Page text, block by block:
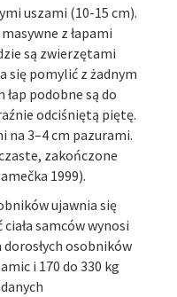
uszami (10-15 cm).
z łapami
są zwierzętami
się pomylić z żadnym
podobne są do
odciśniętą piętę.
na 3–4 cm pazurami.
zakończone
1999).
ujawnia się
ciała samców wynosi
dorosłych osobników
i 170 do 330 kg